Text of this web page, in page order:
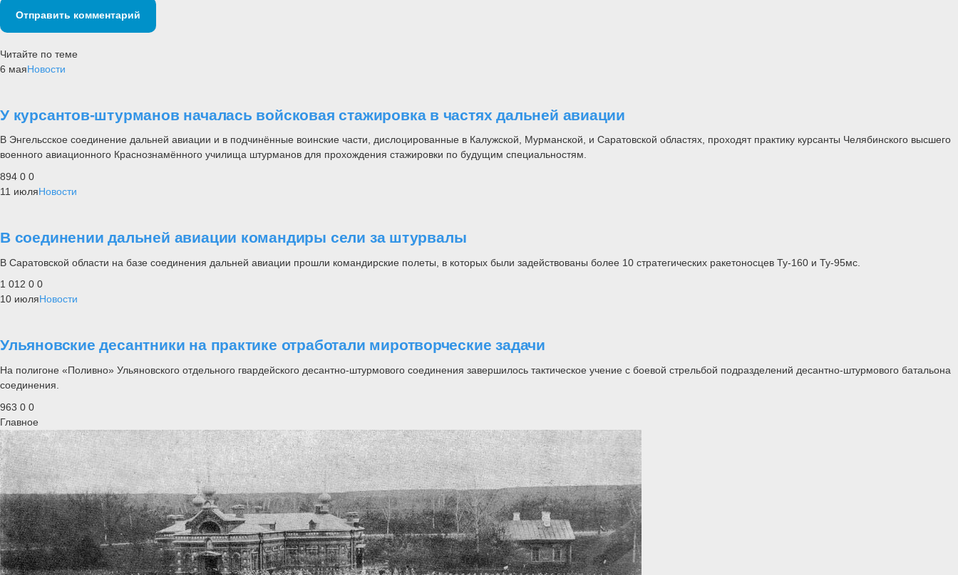
Отправить комментарий
Читайте по теме
6 маяНовости
У курсантов-штурманов началась войсковая стажировка в частях дальней авиации
В Энгельсское соединение дальней авиации и в подчинённые воинские части, дислоцированные в Калужской, Мурманской, и Саратовской областях, проходят практику курсанты Челябинского высшего
военного авиационного Краснознамённого училища штурманов для прохождения стажировки по будущим специальностям.
894 0 0
11 июляНовости
В соединении дальней авиации командиры сели за штурвалы
В Саратовской области на базе соединения дальней авиации прошли командирские полеты, в которых были задействованы более 10 стратегических ракетоносцев Ту-160 и Ту-95мс.
1 012 0 0
10 июляНовости
Ульяновские десантники на практике отработали миротворческие задачи
На полигоне «Поливно» Ульяновского отдельного гвардейского десантно-штурмового соединения завершилось тактическое учение с боевой стрельбой подразделений десантно-штурмового батальона
соединения.
963 0 0
Главное